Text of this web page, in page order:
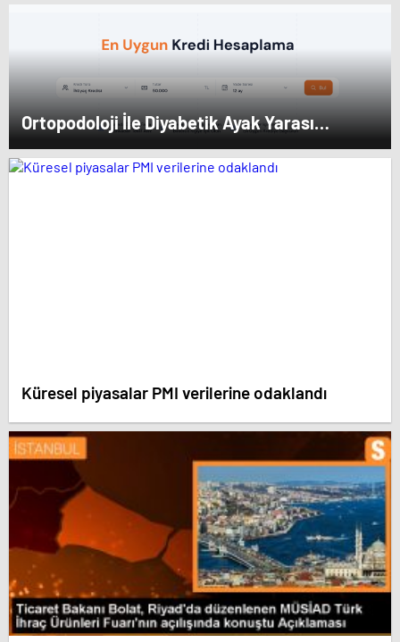
Ortopodoloji İle Diyabetik Ayak Yarası
Tedavisi
Küresel piyasalar PMI verilerine odaklandı